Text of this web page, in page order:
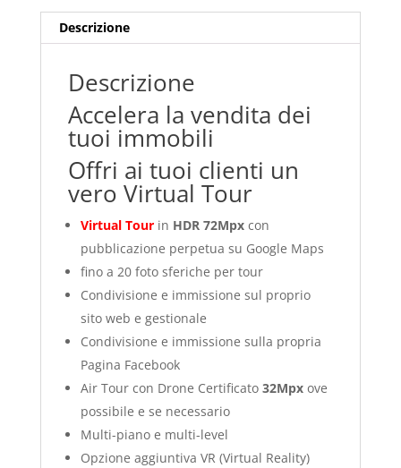
Descrizione
Descrizione
Accelera la vendita dei
tuoi immobili
Offri ai tuoi clienti un
vero Virtual Tour
Virtual Tourin HDR 72Mpxcon
pubblicazione perpetua su Google Maps
fino a 20 foto sferiche per tour
Condivisione e immissione sul proprio
sito web e gestionale
Condivisione e immissione sulla propria
Pagina Facebook
Air Tour con Drone Certificato 32Mpxove
possibile e se necessario
Multi-piano e multi-level
Opzione aggiuntiva VR (Virtual Reality)